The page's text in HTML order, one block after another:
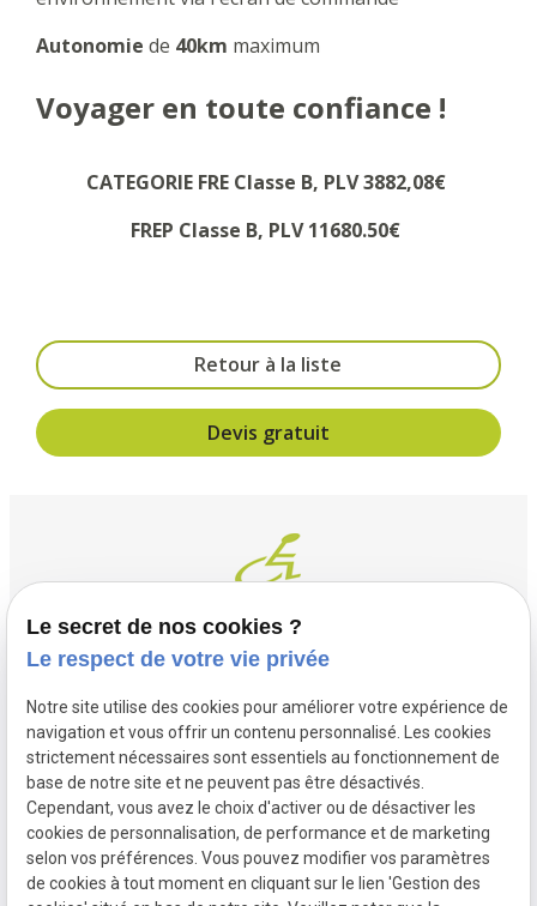
Autonomie de 40km maximum
Voyager en toute confiance !
CATEGORIE FRE Classe B, PLV 3882,08€
FREP Classe B, PLV 11680.50€
Retour à la liste
Devis gratuit
Contact
03 20 32 97 37
flandremedical@gmail.com
1 Place Saint Piat
59113 SECLIN
Horaires
Lundi - Vendredi
09:00 - 12:00 et 14:00 - 18:30
Le secret de nos cookies ?
Le respect de votre vie privée
Notre site utilise des cookies pour améliorer votre expérience de
navigation et vous offrir un contenu personnalisé. Les cookies
strictement nécessaires sont essentiels au fonctionnement de
base de notre site et ne peuvent pas être désactivés.
Cependant, vous avez le choix d'activer ou de désactiver les
cookies de personnalisation, de performance et de marketing
selon vos préférences. Vous pouvez modifier vos paramètres
de cookies à tout moment en cliquant sur le lien 'Gestion des